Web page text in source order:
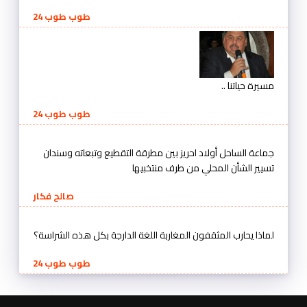
طوب طوب 24
مسيرة حياتنا ..
طوب طوب 24
جماعة الساحل أولاد احريز بين مطرقة التقطيع وتبعاته وسندان
تسيير الشأن المحلي من طرف منتخبيها
صالح فكار
لماذا يحارب المثقفون المغاربة اللغة الدارجة بكل هذه الشراسة؟
طوب طوب 24